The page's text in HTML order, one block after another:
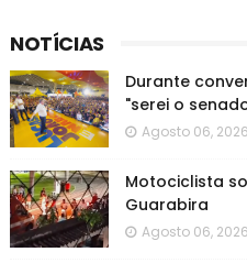
NOTÍCIAS
Durante
"serei o
Agosto 06, 2026
Motociclista
Guarabira
Agosto 06, 2026